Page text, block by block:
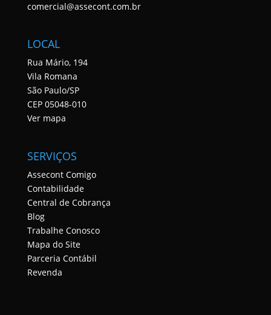
comercial@assecont.com.br
LOCAL
Rua Mário, 194
Vila Romana
São Paulo/SP
CEP 05048-010
Ver mapa
SERVIÇOS
Assecont Comigo
Contabilidade
Central de Cobrança
Blog
Trabalhe Conosco
Mapa do Site
Parceria Contábil
Revenda